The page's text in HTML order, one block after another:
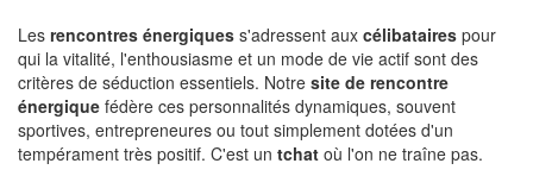
Les rencontres énergiques s'adressent aux célibataires pour
qui la vitalité, l'enthousiasme et un mode de vie actif sont des
critères de séduction essentiels. Notre site de rencontre
énergique fédère ces personnalités dynamiques, souvent
sportives, entrepreneures ou tout simplement dotées d'un
tempérament très positif. C'est un tchat où l'on ne traîne pas.